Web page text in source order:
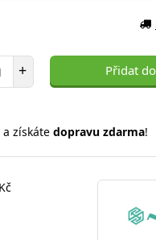
položek
+ Přidat
a získáte dopravu zdarma!